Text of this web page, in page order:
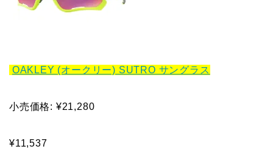
OAKLEY (オークリー) SUTRO サングラス
小売価格: ¥21,280
¥11,537